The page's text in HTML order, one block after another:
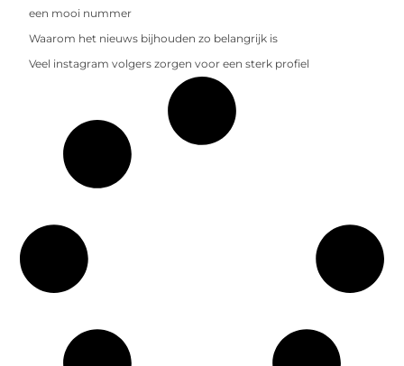
een mooi nummer
Waarom het nieuws bijhouden zo belangrijk is
Veel instagram volgers zorgen voor een sterk profiel